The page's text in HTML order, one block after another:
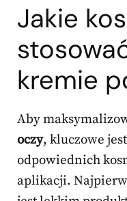
Jakie
kremie
Aby
oczy, kluczowe
odpowiednich
aplikacji.